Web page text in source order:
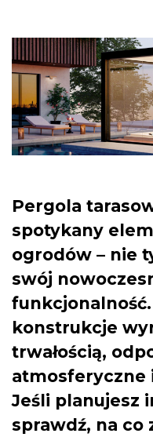
Pergola
spotykany
ogrodów – nie
swój
konstrukcje
trwałością,
atmosferyczne
Jeśli planujesz
sprawdź, na co